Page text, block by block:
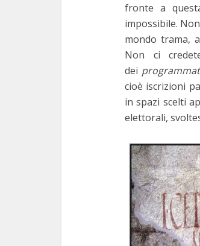
fronte a
impossibile.
mondo trama,
Non ci
dei
cioè iscrizioni
in spazi scelti
elettorali,